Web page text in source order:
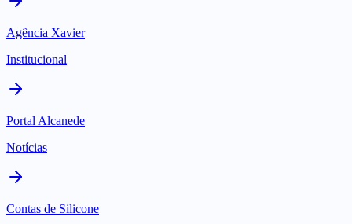
Agência Xavier
Institucional
Portal Alcanede
Notícias
Contas de Silicone